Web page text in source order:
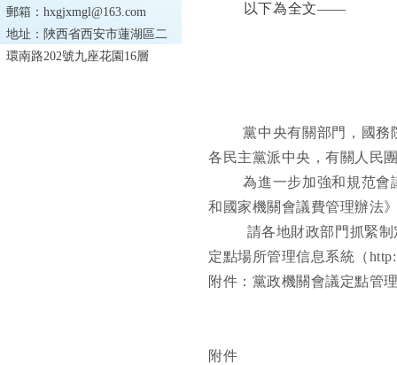
郵箱：hxgjxmgl@163.com
地址：陜西省西安市蓮湖區二
環南路202號九座花園16層
以下為全文——
黨中央有關部門，國務
各民主黨派中央，有關人民
為進一步加強和規范會
和國家機關會議費管理辦法
請各地財政部門抓緊
定點場所管理信息系統（
附件：黨政機關會議定點管
附件